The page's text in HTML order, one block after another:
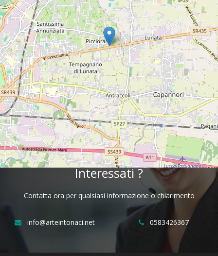
Telefono:0583426367
Interessati ?
Contatta ora per qualsiasi informazione o chiarimento
info@arteintonaci.net 0583426367